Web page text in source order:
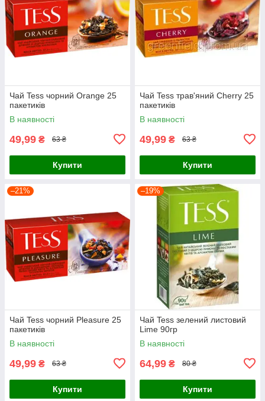
Чай Tess чорний Orange 25
пакетиків
В наявності
49,99 ₴ 63 ₴
Купити
Чай Tess трав'яний Cherry 25
пакетиків
В наявності
49,99 ₴ 63 ₴
Купити
–21%
Чай Tess чорний Pleasure 25
пакетиків
В наявності
49,99 ₴ 63 ₴
Купити
–19%
Чай Tess зелений листовий
Lime 90гр
В наявності
64,99 ₴ 80 ₴
Купити